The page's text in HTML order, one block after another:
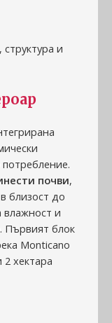
и
почви,
близост до
влажност и
Първият блок
Monticano
2 хектара